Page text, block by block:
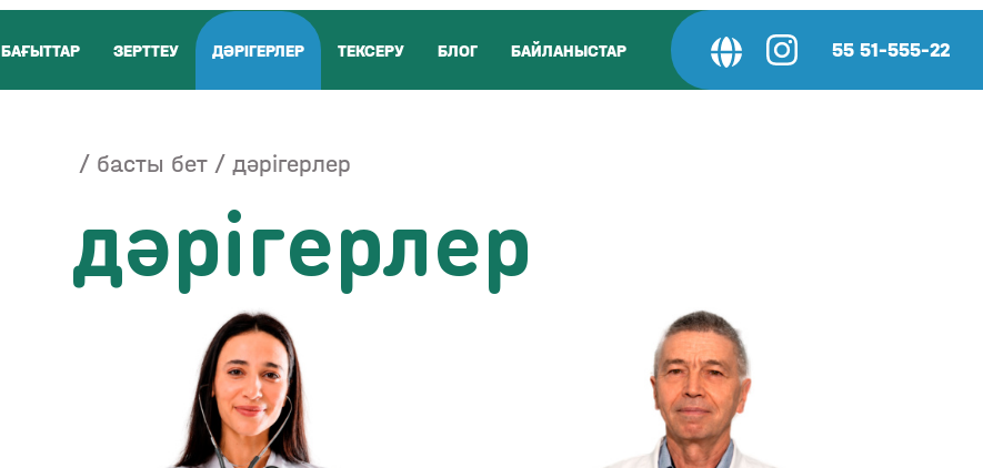
БАҒЫТТАР ЗЕРТТЕУ ДӘРІГЕРЛЕР ТЕКСЕРУ БЛОГ БАЙЛАНЫСТАР 55 51-555-22
басты бет дәрігерлер
дәрігерлер